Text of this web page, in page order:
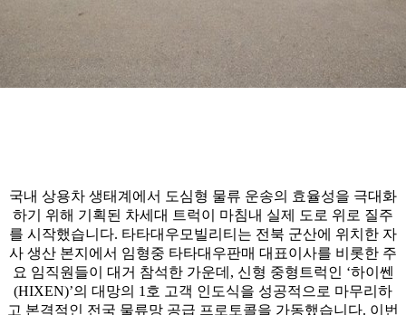
국내 상용차 생태계에서 도심형 물류 운송의 효율성을 극대화
하기 위해 기획된 차세대 트럭이 마침내 실제 도로 위로 질주
를 시작했습니다. 타타대우모빌리티는 전북 군산에 위치한 자
사 생산 본지에서 임형중 타타대우판매 대표이사를 비롯한 주
요 임직원들이 대거 참석한 가운데, 신형 중형트럭인 ‘하이쎈
(HIXEN)’의 대망의 1호 고객 인도식을 성공적으로 마무리하
고 본격적인 전국 물류망 공급 프로토콜을 가동했습니다. 이번